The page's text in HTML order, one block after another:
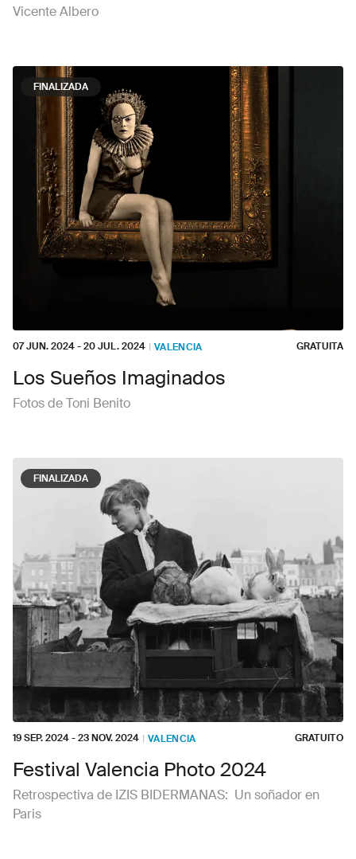
Vicente Albero
FINALIZADA
07 JUN. 2024-20 JUL. 2024 I VALENCIA GRATUITA
Los Sueños Imaginados
Fotos de Toni Benito
FINALIZADA
19 SEP. 2024-23 NOV. 2024 I VALENCIA GRATUITO
Festival Valencia Photo 2024
Retrospectiva de IZIS BIDERMANAS: Un soñador en
Paris